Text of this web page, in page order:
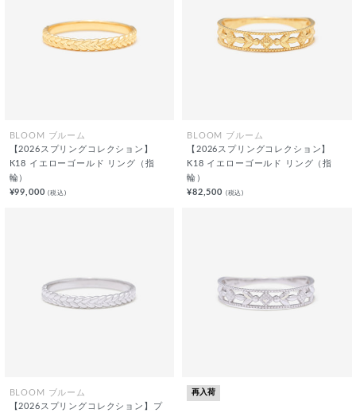
BLOOM ブルーム
【2026スプリングコレクション】
K18 イエローゴールド リング（指
輪）
¥99,000(税込)
BLOOM ブルーム
【2026スプリングコレクション】
K18 イエローゴールド リング（指
輪）
¥82,500 (税込)
BLOOM ブルーム
【2026スプリングコレクション】プ
再入荷